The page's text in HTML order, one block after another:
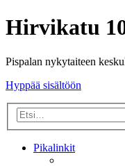
Hirvikatu
Pispalan nykytaiteen
Hyppää sisältöön
Pikalinkit